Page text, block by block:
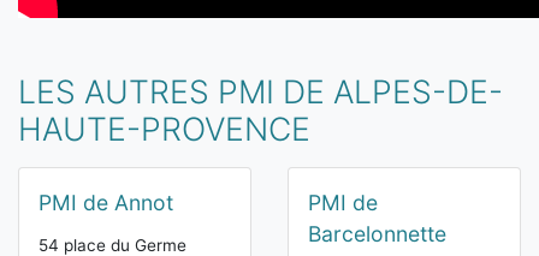
LES AUTRES PMI DE ALPES-DE-
HAUTE-PROVENCE
PMI de Annot
54 place du Germe
PMI de
Barcelonnette